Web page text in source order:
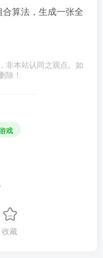
算法，生成一张全
非本站认同之观点。如
除！
戏
收藏